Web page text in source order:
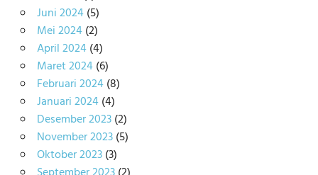
Juni 2024(5)
Mei 2024(2)
April 2024(4)
Maret 2024(6)
Februari 2024(8)
Januari 2024(4)
Desember 2023(2)
November 2023(5)
Oktober 2023(3)